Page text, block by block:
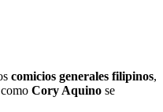
comicios generales filipinos,
como Cory Aquino se